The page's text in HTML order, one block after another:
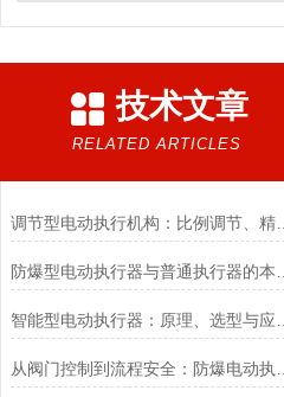
技术文章
RELATED ARTICLES
调节型电动执行机构：比例调节、精度控制要点